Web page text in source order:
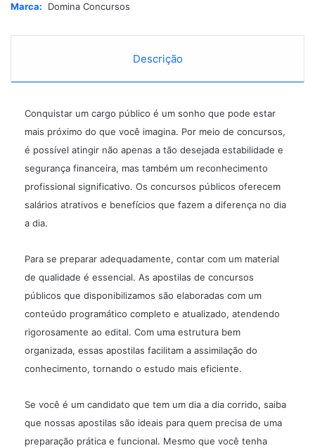
t
Marca:
Domina Concursos
Descrição
Conquistar um cargo público é um sonho que pode estar
mais próximo do que você imagina. Por meio de concursos,
é possível atingir não apenas a tão desejada estabilidade e
segurança financeira, mas também um reconhecimento
profissional significativo. Os concursos públicos oferecem
salários atrativos e benefícios que fazem a diferença no dia
a dia.
Para se preparar adequadamente, contar com um material
de qualidade é essencial. As apostilas de concursos
públicos que disponibilizamos são elaboradas com um
conteúdo programático completo e atualizado, atendendo
rigorosamente ao edital. Com uma estrutura bem
organizada, essas apostilas facilitam a assimilação do
conhecimento, tornando o estudo mais eficiente.
Se você é um candidato que tem um dia a dia corrido, saiba
que nossas apostilas são ideais para quem precisa de uma
preparação prática e funcional. Mesmo que você tenha